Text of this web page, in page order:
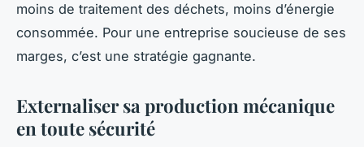
moins de traitement des déchets, moins d’énergie
consommée. Pour une entreprise soucieuse de ses
marges, c’est une stratégie gagnante.
Externaliser sa production mécanique
en toute sécurité